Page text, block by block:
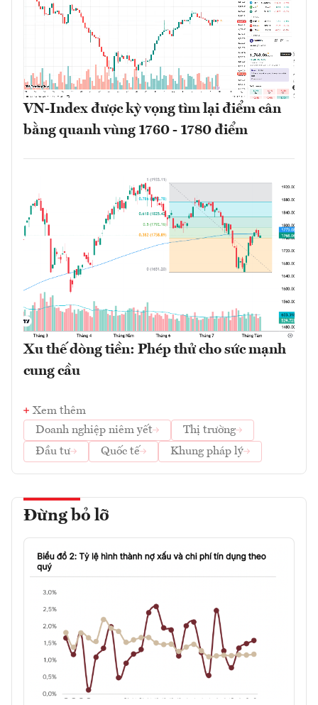
VN-Index được kỳ vọng tìm lại điểm cân
bằng quanh vùng 1760 - 1780 điểm
Xu thế dòng tiền: Phép thử cho sức mạnh
cung cầu
Xem thêm
Doanh nghiệp niêm yết
Thị trường
Đầu tư
Quốc tế Khung pháp lý
Đừng bỏ lỡ